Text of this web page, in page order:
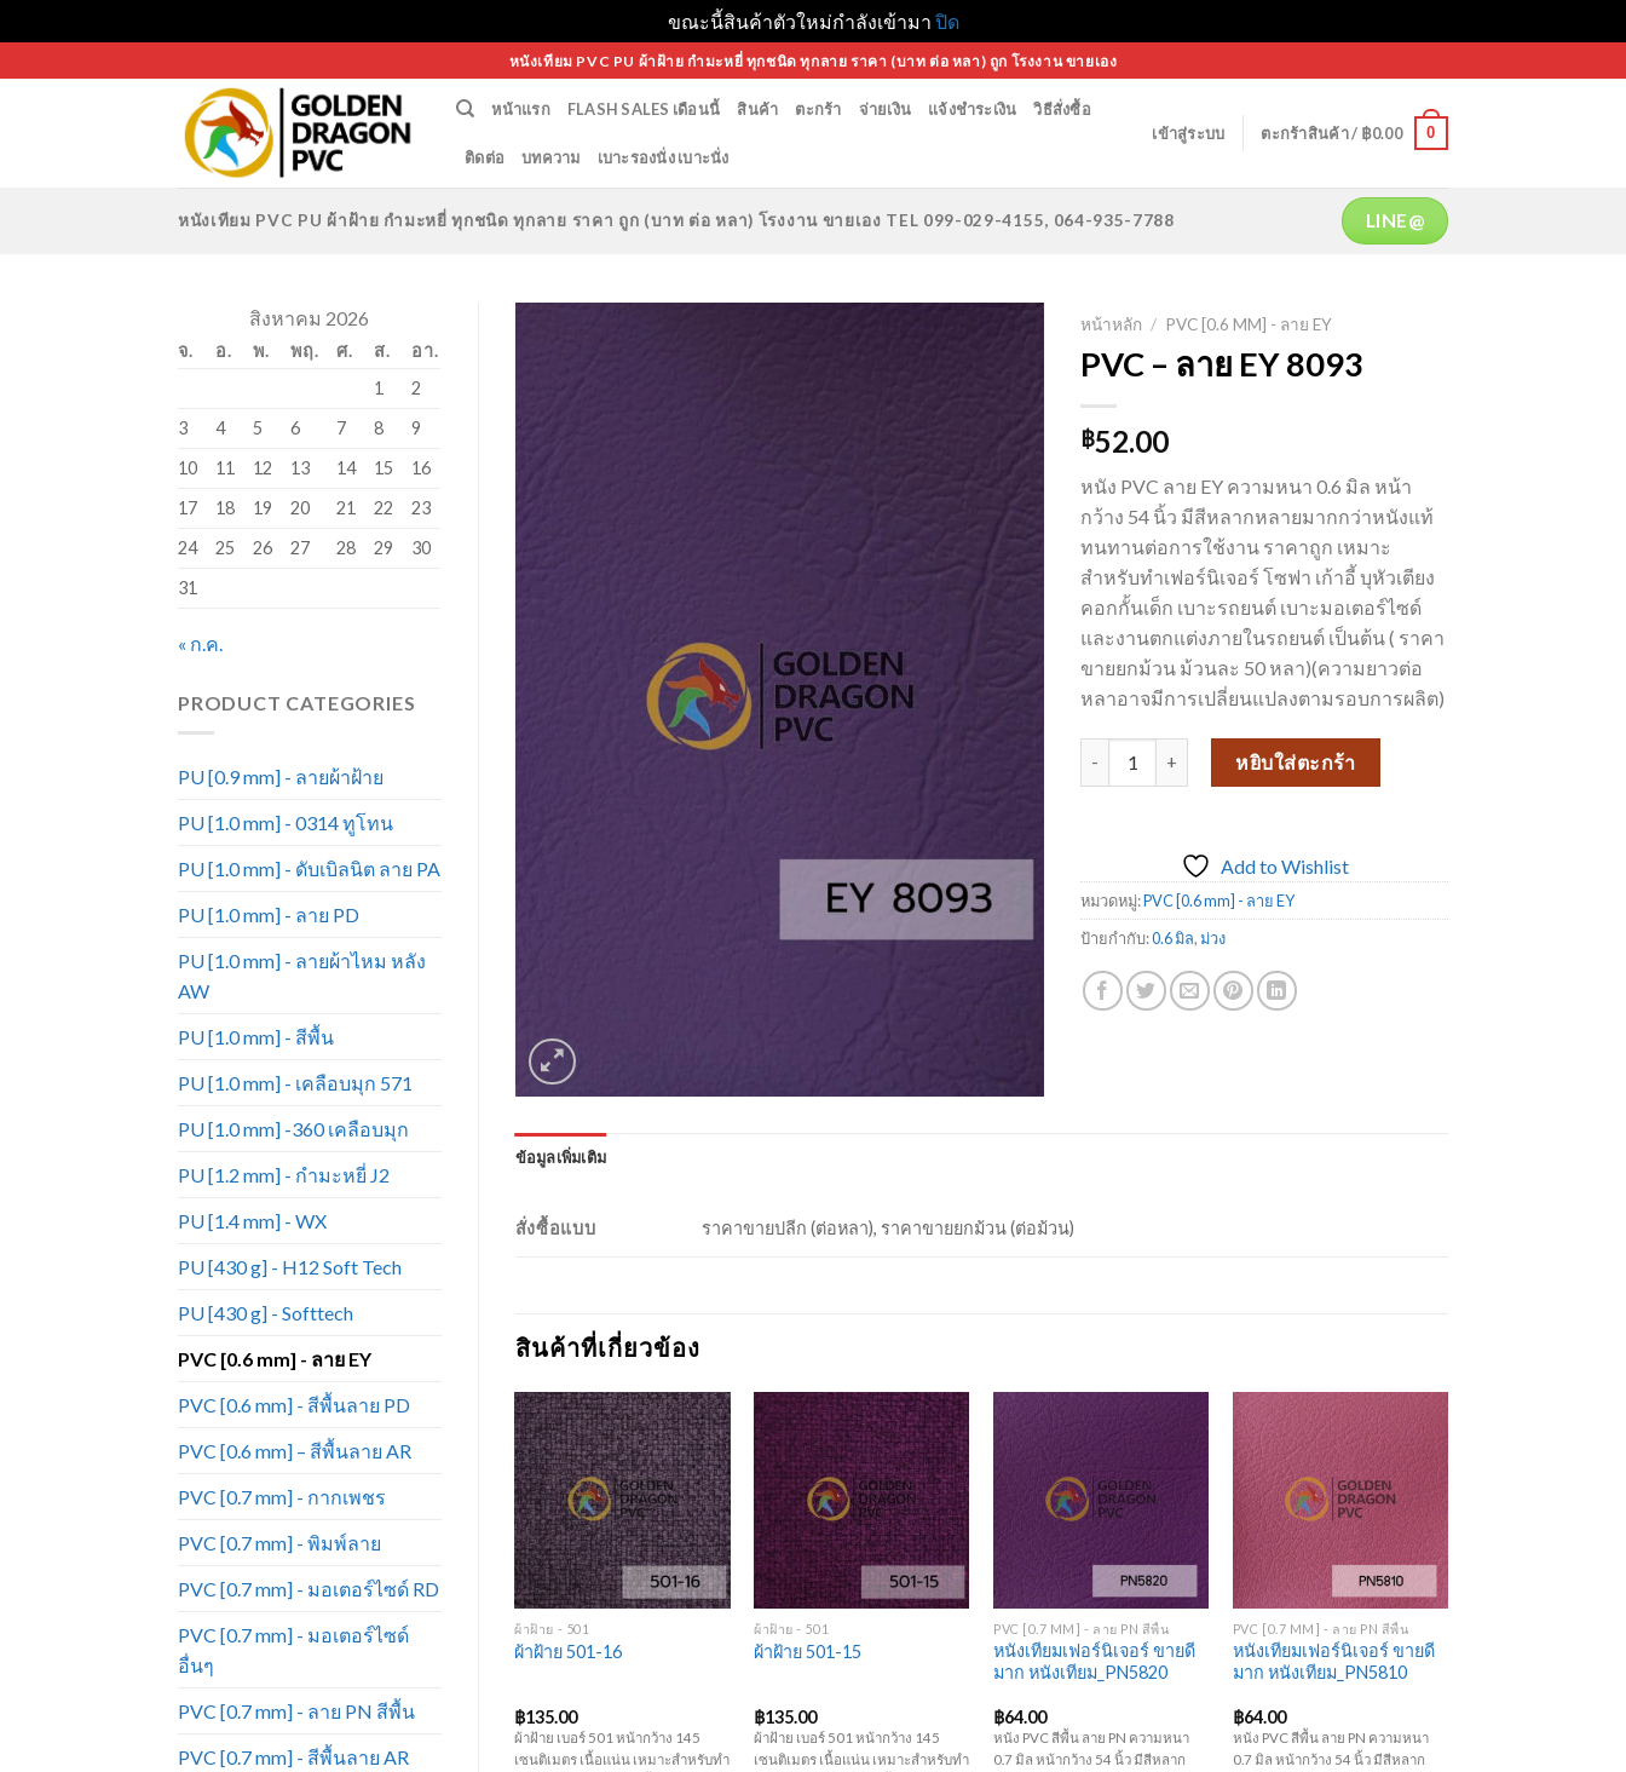
ขณะนี้สินค้าตัวใหม่กำลังเข้ามา ปิด
to
หนังเทียม PVC PU ผ้าฝ้าย กำมะหยี่ ทุกชนิด ทุกลาย ราคา (บาท ต่อ หลา) ถูก โรงงาน ขายเอง
หน้าแรก FLASH SALES เดือนนี้ สินค้า ตะกร้า จ่ายเงิน แจ้งชำระเงิน วิธีสั่งซื้อ
ติดต่อ บทความ เบาะรองนั่ง เบาะนั่ง
เข้าสู่ระบบ ตะกร้าสินค้า / ฿0.00 0
หนังเทียม PVC PU ผ้าฝ้าย กำมะหยี่ ทุกชนิด ทุกลาย ราคา ถูก (บาท ต่อ หลา) โรงงาน ขายเอง TEL 099-029-4155, 064-935-7788 LINE@
สิงหาคม 2026
จ. อ. พ. พฤ. ศ. ส.
อา.
1
2
3
4 5 6 7 8
9
10
11 12 13 14 15
16
17
18 19 20 21 22
23
24
25 26 27 28 29
30
31
« ก.ค.
PRODUCT CATEGORIES
PU [0.9 mm] - ลายผ้าฝ้าย
PU [1.0 mm] - 0314 ทูโทน
PU [1.0 mm] - ดับเบิลนิต ลาย PA
PU [1.0 mm] - ลาย PD
PU [1.0 mm] - ลายผ้าไหม หลัง
AW
PU [1.0 mm] - สีพื้น
PU [1.0 mm] - เคลือบมุก 571
PU [1.0 mm] -360 เคลือบมุก
PU [1.2 mm] - กำมะหยี่ J2
PU [1.4 mm] - WX
PU [430 g] - H12 Soft Tech
PU [430 g] - Softtech
PVC [0.6 mm] - ลาย EY
PVC [0.6 mm] - สีพื้นลาย PD
PVC [0.6 mm] – สีพื้นลาย AR
PVC [0.7 mm] - กากเพชร
PVC [0.7 mm] - พิมพ์ลาย
PVC [0.7 mm] - มอเตอร์ไซด์ RD
PVC [0.7 mm] - มอเตอร์ไซด์
อื่นๆ
PVC [0.7 mm] - ลาย PN สีพื้น
PVC [0.7 mm] - สีพื้นลาย AR
Add to
หน้าหลัก / PVC [0.6 MM] - ลาย EY
PVC – ลาย EY 8093
฿52.00
หนัง PVC ลาย EY ความหนา 0.6 มิล หน้า
กว้าง 54 นิ้ว มีสีหลากหลายมากกว่าหนังแท้
ทนทานต่อการใช้งาน ราคาถูก เหมาะ
สำหรับทำเฟอร์นิเจอร์ โซฟา เก้าอี้ บุหัวเตียง
คอกกั้นเด็ก เบาะรถยนต์ เบาะมอเตอร์ไซด์
และงานตกแต่งภายในรถยนต์ เป็นต้น ( ราคา
ขายยกม้วน ม้วนละ 50 หลา)(ความยาวต่อ
หลาอาจมีการเปลี่ยนแปลงตามรอบการผลิต)
จำนวน PVC - ลาย EY 8093 ชิ้น
หยิบใส่ตะกร้า
Add to Wishlist
หมวดหมู่:PVC [0.6 mm] - ลาย EY
ป้ายกำกับ:0.6 มิล,ม่วง
ข้อมูลเพิ่มเติม
สั่งซื้อแบบ ราคาขายปลีก (ต่อหลา), ราคาขายยกม้วน (ต่อม้วน)
สินค้าที่เกี่ยวข้อง
Add to
Wishlist
+
ผ้าฝ้าย - 501
ผ้าฝ้าย 501-16
฿135.00
ผ้าฝ้าย เบอร์ 501 หน้ากว้าง 145
เซนติเมตร เนื้อแน่น เหมาะสำหรับทำ
Add to
Wishlist
+
ผ้าฝ้าย - 501
ผ้าฝ้าย 501-15
฿135.00
ผ้าฝ้าย เบอร์ 501 หน้ากว้าง 145
เซนติเมตร เนื้อแน่น เหมาะสำหรับทำ
Add to
+
PVC [0.7 MM] - ลาย PN สีพื้น
หนังเทียมเฟอร์นิเจอร์ ขายดี
มาก หนังเทียม_PN5820
฿64.00
หนัง PVC สีพื้น ลาย PN ความหนา
0.7 มิล หน้ากว้าง 54 นิ้ว มีสีหลาก
Add to
Wishlist
+
PVC [0.7 MM] - ลาย PN สีพื้น
หนังเทียมเฟอร์นิเจอร์ ขายดี
มาก หนังเทียม_PN5810
฿64.00
หนัง PVC สีพื้น ลาย PN ความหนา
0.7 มิล หน้ากว้าง 54 นิ้ว มีสีหลาก
Add to
PVC [0.6 MM] - สีพื้นลาย PD
เฟอร์นิเจอร์ ขายดีมาก หนัง
0.6 มิล หน้ากว้าง 54 นิ้ว มีสีหลาก
+
PU [0.9 MM] - ลายผ้าฝ้าย
หนังเทียมเฟอร์นิเจอร์ ขายดี
฿120.00
มิล หน้ากว้าง 1.37 เมตร มีผิวสัมผัสที่